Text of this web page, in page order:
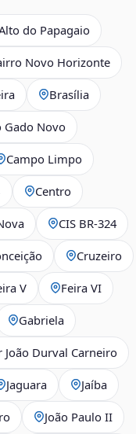
do Papagaio
Novo Horizonte
Brasília
Gado Novo
Campo Limpo
Centro
CIS BR‑324
Cruzeiro
V Feira VI
Gabriela
João Durval Carneiro
Jaguara Jaíba
João Paulo II